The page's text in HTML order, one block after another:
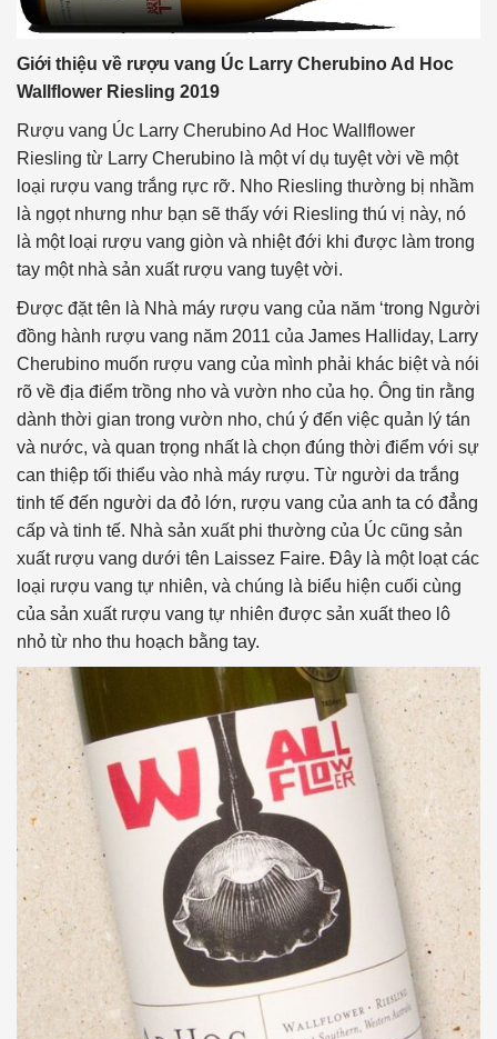
Giới thiệu về rượu vang Úc Larry Cherubino Ad Hoc
Wallflower Riesling 2019
Rượu vang Úc Larry Cherubino Ad Hoc Wallflower
Riesling từ Larry Cherubino là một ví dụ tuyệt vời về một
loại rượu vang trắng rực rỡ. Nho Riesling thường bị nhầm
là ngọt nhưng như bạn sẽ thấy với Riesling thú vị này, nó
là một loại rượu vang giòn và nhiệt đới khi được làm trong
tay một nhà sản xuất rượu vang tuyệt vời.
Được đặt tên là Nhà máy rượu vang của năm ‘trong Người
đồng hành rượu vang năm 2011 của James Halliday, Larry
Cherubino muốn rượu vang của mình phải khác biệt và nói
rõ về địa điểm trồng nho và vườn nho của họ. Ông tin rằng
dành thời gian trong vườn nho, chú ý đến việc quản lý tán
và nước, và quan trọng nhất là chọn đúng thời điểm với sự
can thiệp tối thiểu vào nhà máy rượu. Từ người da trắng
tinh tế đến người da đỏ lớn, rượu vang của anh ta có đẳng
cấp và tinh tế. Nhà sản xuất phi thường của Úc cũng sản
xuất rượu vang dưới tên Laissez Faire. Đây là một loạt các
loại rượu vang tự nhiên, và chúng là biểu hiện cuối cùng
của sản xuất rượu vang tự nhiên được sản xuất theo lô
nhỏ từ nho thu hoạch bằng tay.